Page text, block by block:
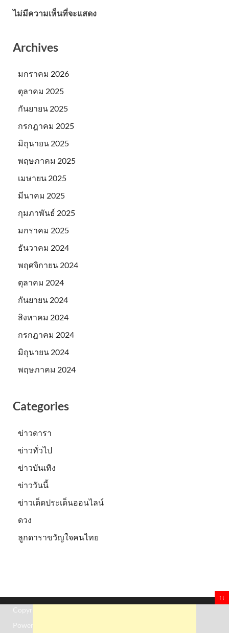
ไม่มีความเห็นที่จะแสดง
Archives
มกราคม 2026
ตุลาคม 2025
กันยายน 2025
กรกฎาคม 2025
มิถุนายน 2025
พฤษภาคม 2025
เมษายน 2025
มีนาคม 2025
กุมภาพันธ์ 2025
มกราคม 2025
ธันวาคม 2024
พฤศจิกายน 2024
ตุลาคม 2024
กันยายน 2024
สิงหาคม 2024
กรกฎาคม 2024
มิถุนายน 2024
พฤษภาคม 2024
Categories
ข่าวดารา
ข่าวทั่วไป
ข่าวบันเทิง
ข่าววันนี้
ข่าวเด็ดประเด็นออนไลน์
ดวง
ลูกดาราขวัญใจคนไทย
Copyright © 2026
Powered by
↑↓